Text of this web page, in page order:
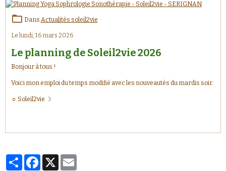
Dans Actualités soleil2vie
Le lundi, 16 mars 2026
Le planning de Soleil2vie 2026
Bonjour à tous !
Voici mon emploi du temps modifié avec les nouveautés du mardis soir.
☼ Soleil2vie ☽
PartagerFacebook
X